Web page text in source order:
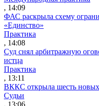
, 14:09
ФАС раскрыла схему
«Единство»
Практика
, 14:08
Суд снял арбитражную
истца
Практика
, 13:11
ВККС открыла шесть новых
Судьи
, 13:06